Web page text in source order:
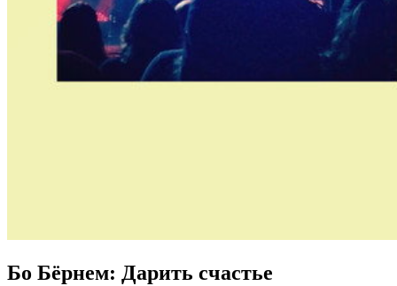
Бо Бёрнем: Дарить счастье